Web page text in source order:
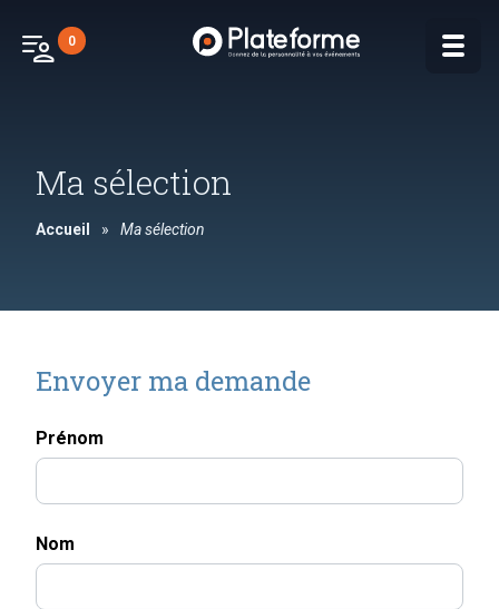
patient_list 0
Ma sélection
Accueil » Ma sélection
Envoyer ma demande
Prénom
Nom